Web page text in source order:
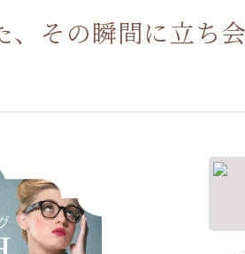
、その瞬間に立ち